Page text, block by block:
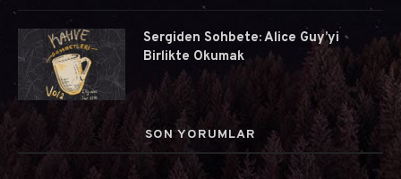
Sergiden Sohbete: Alice Guy’yi
Birlikte Okumak
SON YORUMLAR